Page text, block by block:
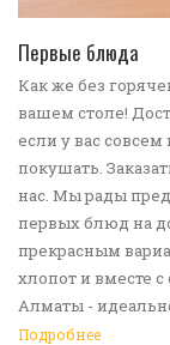
Первые блюда
Как же без
вашем столе!
если у вас
покушать.
нас. Мы рады
первых блюд на
прекрасным
хлопот и вместе
Алматы -
к нам!
Подробнее